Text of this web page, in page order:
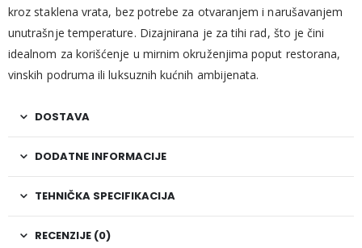
kroz staklena vrata, bez potrebe za otvaranjeminarušavanjem
unutrašnjetemperature. Dizajnirana je zatihirad, što ječini
idealnom za korišćenje u mirnimokruženjimapoput restorana,
vinskih podrumaililuksuznihkućnih ambijenata.
DOSTAVA
DODATNE INFORMACIJE
TEHNIČKA SPECIFIKACIJA
RECENZIJE (0)